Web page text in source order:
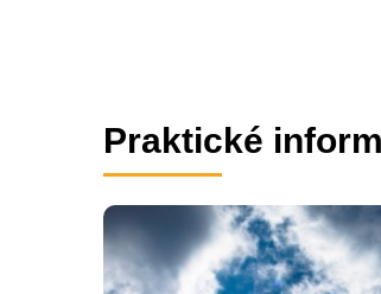
Praktické